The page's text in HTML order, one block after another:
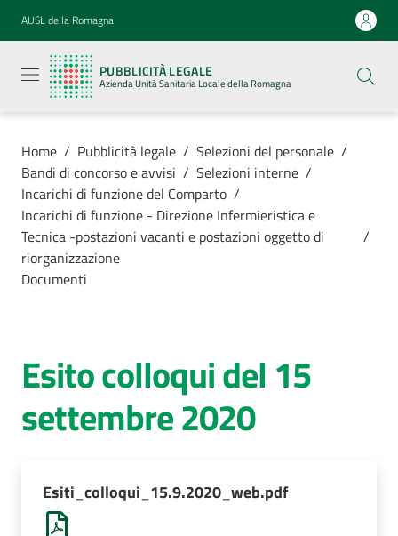
Vai al contenuto
Vai alla navigazione
Vai al footer
AUSL della Romagna
PUBBLICITÀ LEGALE
Azienda Unità Sanitaria Locale della Romagna
legale
Azienda
Unità
Locale della
Azienda
cura
AUSL
Home / Pubblicità legale / Selezioni del personale /
Bandi di concorso e avvisi / Selezioni interne /
Incarichi di funzione del Comparto /
Incarichi di funzione - Direzione Infermieristica e
Tecnica -postazioni vacanti e postazioni oggetto di
riorganizzazione
/
Documenti
Esito colloqui del 15
settembre 2020
Esiti_colloqui_15.9.2020_web.pdf